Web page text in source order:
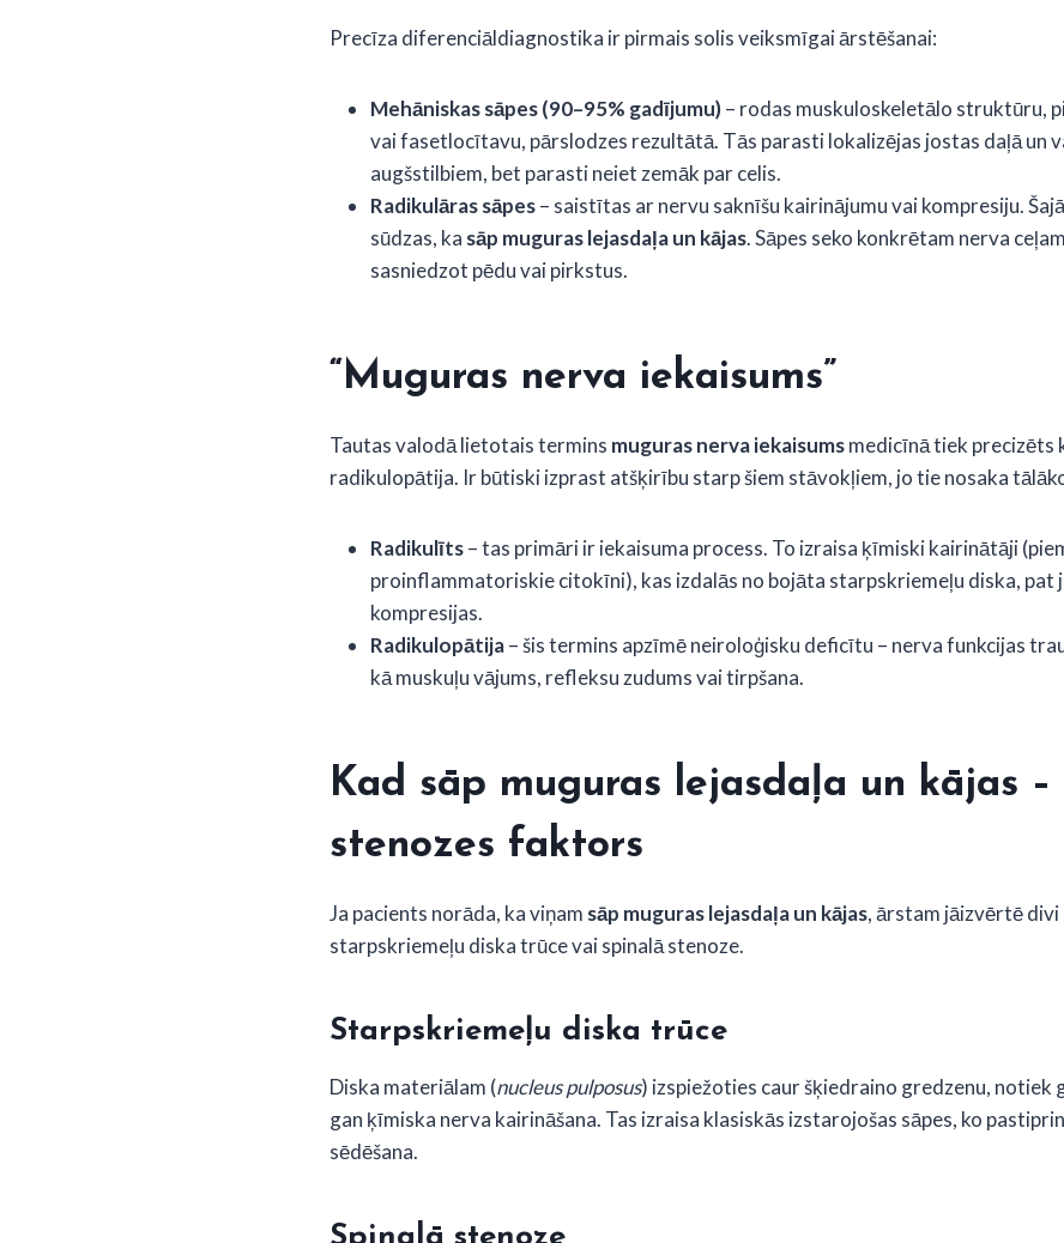
Precīza diferenciāldiagnostika ir pirmais solis veiksmīgai ārstēšanai:
Mehāniskas sāpes (90–95% gadījumu)– rodas muskuloskeletālo struktūru,
vai fasetlocītavu, pārslodzes rezultātā. Tās parasti lokalizējas jostas daļā un
augšstilbiem, bet parasti neiet zemāk par celis.
Radikulāras sāpes– saistītas ar nervu saknīšu kairinājumu vai kompresiju.
sūdzas, ka sāp muguras lejasdaļa un kājas. Sāpes seko konkrētam nerva
sasniedzot pēdu vai pirkstus.
“Muguras nerva iekaisums”
Tautas valodā lietotais termins muguras nerva iekaisumsmedicīnā tiek precizēts
radikulopātija. Ir būtiski izprast atšķirību starp šiem stāvokļiem, jo tie nosaka
Radikulīts– tas primāri ir iekaisuma process. To izraisa ķīmiski kairinātāji
proinflammatoriskie citokīni), kas izdalās no bojāta starpskriemeļu diska, pat
kompresijas.
Radikulopātija– šis termins apzīmē neiroloģisku deficītu – nerva funkcijas
kā muskuļu vājums, refleksu zudums vai tirpšana.
Kad sāp muguras lejasdaļa un kājas –
stenozes faktors
Ja pacients norāda, ka viņam sāp muguras lejasdaļa un kājas, ārstam jāizvērtē divi
starpskriemeļu diska trūce vai spinalā stenoze.
Starpskriemeļu diska trūce
Diska materiālam (nucleus pulposus) izspiežoties caur šķiedraino gredzenu, notiek
gan ķīmiska nerva kairināšana. Tas izraisa klasiskās izstarojošas sāpes, ko
sēdēšana.